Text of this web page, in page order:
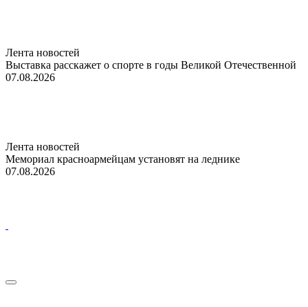
Лента новостей
Выставка расскажет о спорте в годы Великой Отечественной
07.08.2026
Лента новостей
Мемориал красноармейцам установят на леднике
07.08.2026